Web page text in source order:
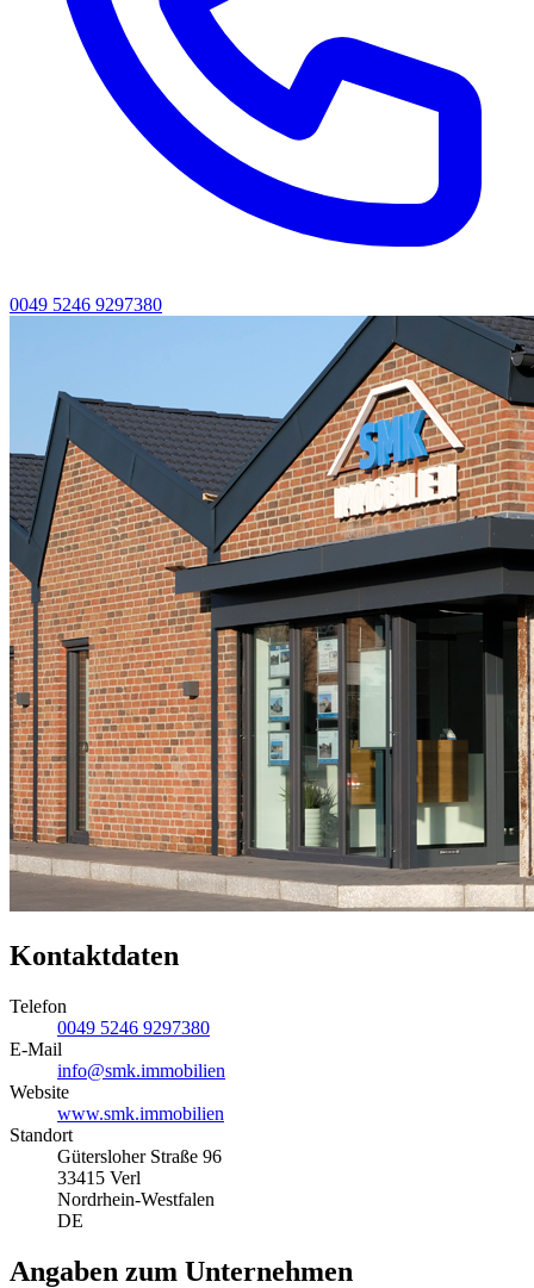
0049 5246 9297380
Kontaktdaten
Telefon
0049 5246 9297380
E-Mail
info@smk.immobilien
Website
www.smk.immobilien
Standort
Gütersloher Straße 96
33415 Verl
Nordrhein-Westfalen
DE
Angaben zum Unternehmen